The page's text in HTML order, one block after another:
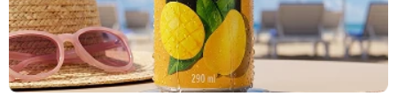
Segunda a sexta, das 9h às 17h.
Exceto feriados.
0800 023 5338
Fale sobre seu pedido